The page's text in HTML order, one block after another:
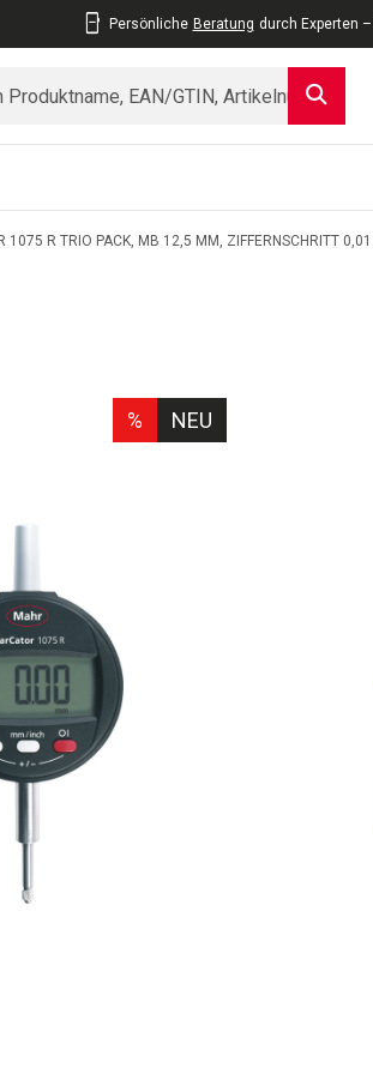
Persönliche Beratung durch Experten
1075 R TRIO PACK, MB 12,5 MM, ZIFFERNSCHRITT
NEU
%